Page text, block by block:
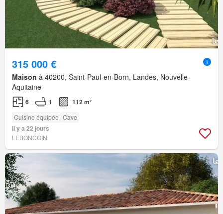
315 000 €
Maison à 40200, Saint-Paul-en-Born, Landes, Nouvelle-
Aquitaine
6 1 112 m²
Cuisine équipée Cave
Il y a 22 jours
LEBONCOIN